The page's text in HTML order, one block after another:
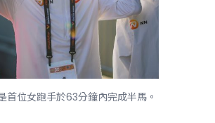
首位女跑手於63分鐘內完成半馬。